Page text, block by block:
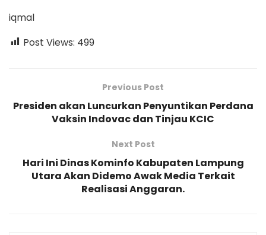
iqmal
Post Views: 499
Previous Post
Presiden akan Luncurkan Penyuntikan Perdana
Vaksin Indovac dan Tinjau KCIC
Next Post
Hari Ini Dinas Kominfo Kabupaten Lampung
Utara Akan Didemo Awak Media Terkait
Realisasi Anggaran.